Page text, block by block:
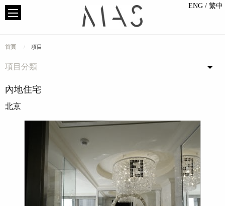
ENG / 繁中
首頁 項目
項目分類
內地住宅
北京